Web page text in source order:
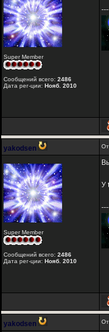
Super Member
Сообщений всего: 2486
Дата рег-ции: Нояб. 2010
yakodsen
Super Member
Сообщений всего: 2486
Дата рег-ции: Нояб. 2010
У
yakodsen